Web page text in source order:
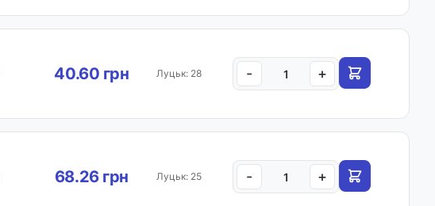
40.60 грн Луцьк: 28 - +
68.26 грн Луцьк: 25 - +